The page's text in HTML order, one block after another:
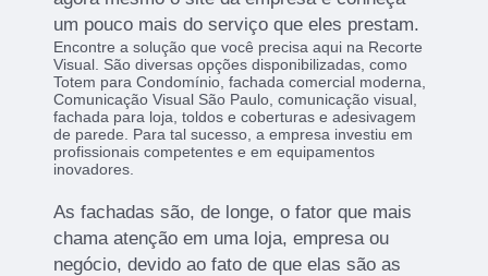
um pouco mais do serviço que eles prestam.
Encontre a solução que você precisa aqui na Recorte
Visual. São diversas opções disponibilizadas, como
Totem para Condomínio, fachada comercial moderna,
Comunicação Visual São Paulo, comunicação visual,
fachada para loja, toldos e coberturas e adesivagem
de parede. Para tal sucesso, a empresa investiu em
profissionais competentes e em equipamentos
inovadores.
As fachadas são, de longe, o fator que mais
chama atenção em uma loja, empresa ou
negócio, devido ao fato de que elas são as